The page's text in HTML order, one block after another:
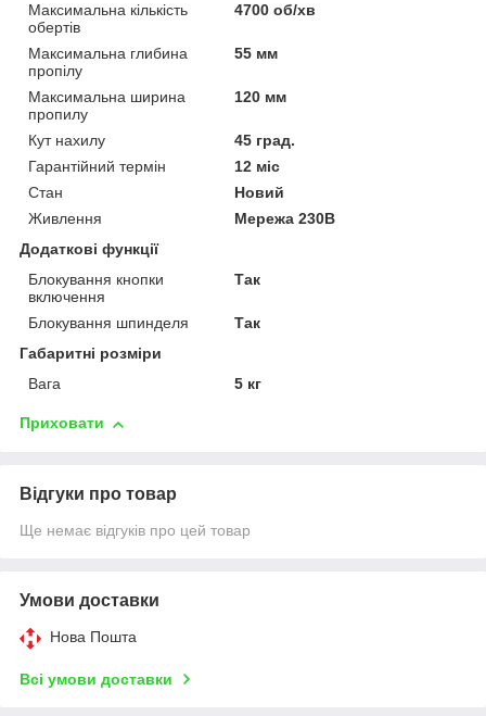
Максимальна кількість
обертів
4700 об/хв
Максимальна глибина
пропілу
55 мм
Максимальна ширина
пропилу
120 мм
Кут нахилу
45 град.
Гарантійний термін
12 міс
Стан
Новий
Живлення
Мережа 230В
Додаткові функції
Блокування кнопки
включення
Так
Блокування шпинделя
Так
Габаритні розміри
Вага
5 кг
Приховати
Відгуки про товар
Ще немає відгуків про цей товар
Умови доставки
Нова Пошта
Всі умови доставки